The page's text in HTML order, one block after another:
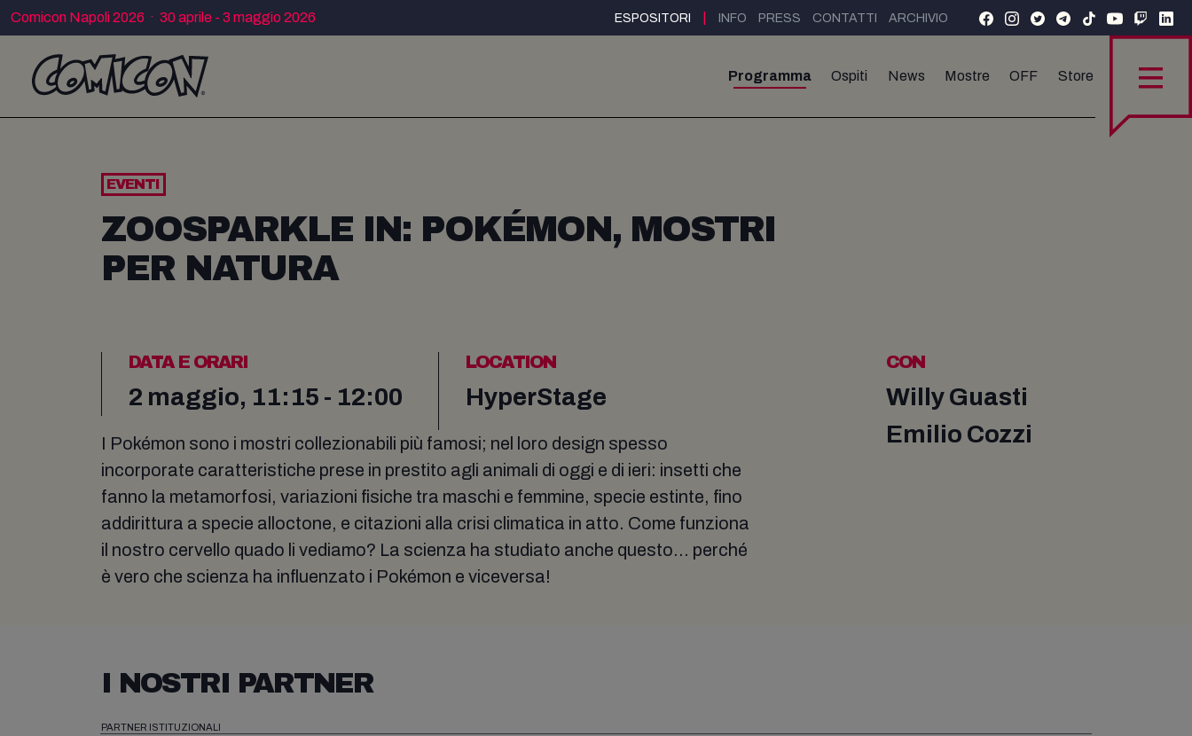
Comicon Napoli 2026 · 30 aprile - 3 maggio 2026 ESPOSITORI INFO PRESS CONTATTI ARCHIVIO
Programma Ospiti News Mostre OFF Store
EVENTI
ZOOSPARKLE IN: POKÉMON, MOSTRI
PER NATURA
DATA E ORARI
2 maggio, 11:15 - 12:00
LOCATION
HyperStage
I Pokémon sono i mostri collezionabili più famosi; nel loro design spesso
incorporate caratteristiche prese in prestito agli animali di oggi e di ieri: insetti che
fanno la metamorfosi, variazioni fisiche tra maschi e femmine, specie estinte, fino
addirittura a specie alloctone, e citazioni alla crisi climatica in atto. Come funziona
il nostro cervello quado li vediamo? La scienza ha studiato anche questo... perché
è vero che scienza ha influenzato i Pokémon e viceversa!
CON
Willy Guasti
Emilio Cozzi
I NOSTRI PARTNER
PARTNER ISTITUZIONALI